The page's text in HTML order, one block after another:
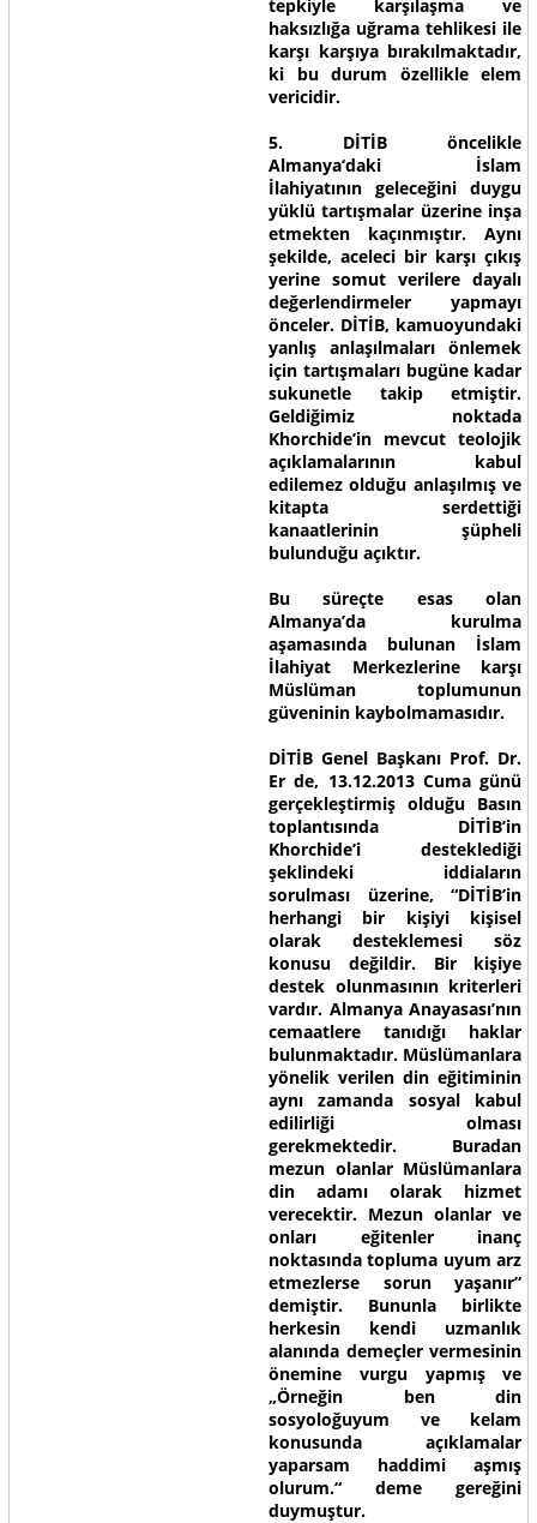
tepkiyle karşılaşma ve
haksızlığa uğrama tehlikesi ile
karşı karşıya bırakılmaktadır,
ki bu durum özellikle elem
vericidir.
5. DİTİB öncelikle
Almanya‘daki İslam
İlahiyatının geleceğini duygu
yüklü tartışmalar üzerine inşa
etmekten kaçınmıştır. Aynı
şekilde, aceleci bir karşı çıkış
yerine somut verilere dayalı
değerlendirmeler yapmayı
önceler. DİTİB, kamuoyundaki
yanlış anlaşılmaları önlemek
için tartışmaları bugüne kadar
sukunetle takip etmiştir.
Geldiğimiz noktada
Khorchide’in mevcut teolojik
açıklamalarının kabul
edilemez olduğu anlaşılmış ve
kitapta serdettiği
kanaatlerinin şüpheli
bulunduğu açıktır.
Bu süreçte esas olan
Almanya’da kurulma
aşamasında bulunan İslam
İlahiyat Merkezlerine karşı
Müslüman toplumunun
güveninin kaybolmamasıdır.
DİTİB Genel Başkanı Prof. Dr.
Er de, 13.12.2013 Cuma günü
gerçekleştirmiş olduğu Basın
toplantısında DİTİB’in
Khorchide’i desteklediği
şeklindeki iddiaların
sorulması üzerine, “DİTİB’in
herhangi bir kişiyi kişisel
olarak desteklemesi söz
konusu değildir. Bir kişiye
destek olunmasının kriterleri
vardır. Almanya Anayasası’nın
cemaatlere tanıdığı haklar
bulunmaktadır. Müslümanlara
yönelik verilen din eğitiminin
aynı zamanda sosyal kabul
edilirliği olması
gerekmektedir. Buradan
mezun olanlar Müslümanlara
din adamı olarak hizmet
verecektir. Mezun olanlar ve
onları eğitenler inanç
noktasında topluma uyum arz
etmezlerse sorun yaşanır”
demiştir. Bununla birlikte
herkesin kendi uzmanlık
alanında demeçler vermesinin
önemine vurgu yapmış ve
„Örneğin ben din
sosyoloğuyum ve kelam
konusunda açıklamalar
yaparsam haddimi aşmış
olurum.“ deme gereğini
duymuştur.